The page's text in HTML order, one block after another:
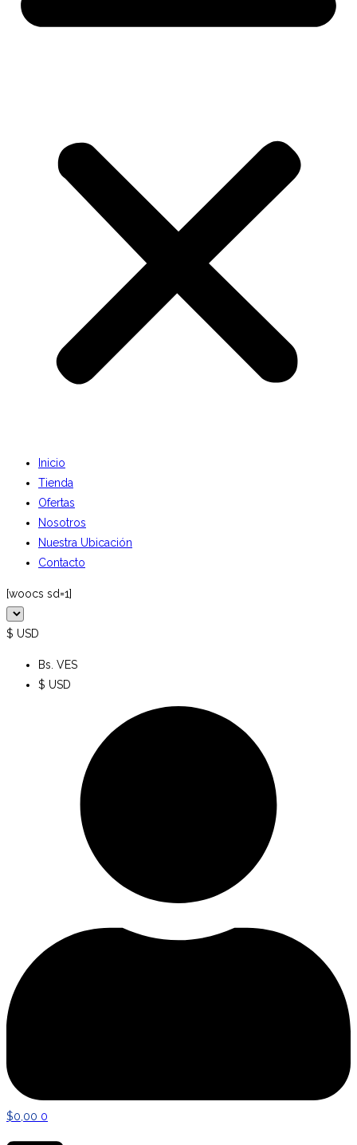
Inicio
Tienda
Ofertas
Nosotros
Nuestra Ubicación
Contacto
[woocs sd=1]
$ USD
Bs. VES
$ USD
$0,00 0